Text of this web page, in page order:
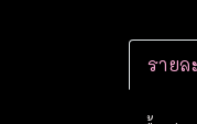
รายล